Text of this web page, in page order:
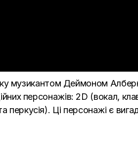
музикантом Деймоном
персонажів: 2D (вокал,
перкусія). Ці персонажі є